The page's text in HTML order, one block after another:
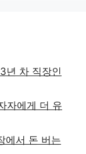
년 차 직장인
자에게 더 유
에서 돈 버는